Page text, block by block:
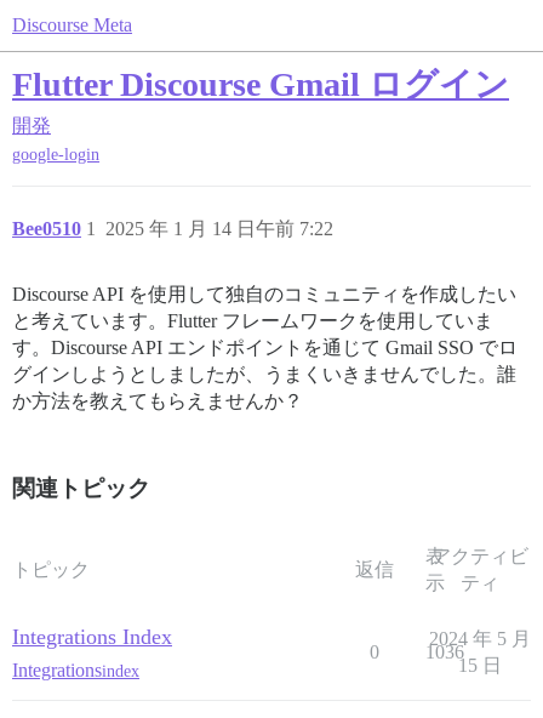
Discourse Meta
Flutter Discourse Gmail ログイン
開発
google-login
Bee0510 2025 年 1 月 14 日午前 7:22
1
Discourse API を使用して独自のコミュニティを作成したい
と考えています。Flutter フレームワークを使用していま
す。Discourse API エンドポイントを通じて Gmail SSO でロ
グインしようとしましたが、うまくいきませんでした。誰
か方法を教えてもらえませんか？
関連トピック
トピック 返信
表
示
アクティビ
ティ
Integrations Index
Integrationsindex
0 1036
2024 年 5 月
15 日